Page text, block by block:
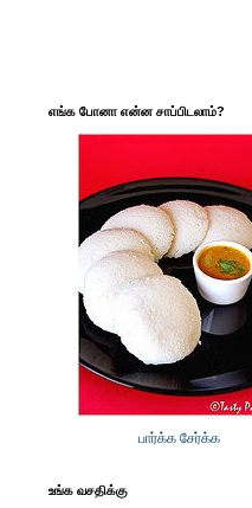
எங்க போனா என்ன சாப்பிடலாம்?
பார்க்க சேர்க்க
உங்க வசதிக்கு